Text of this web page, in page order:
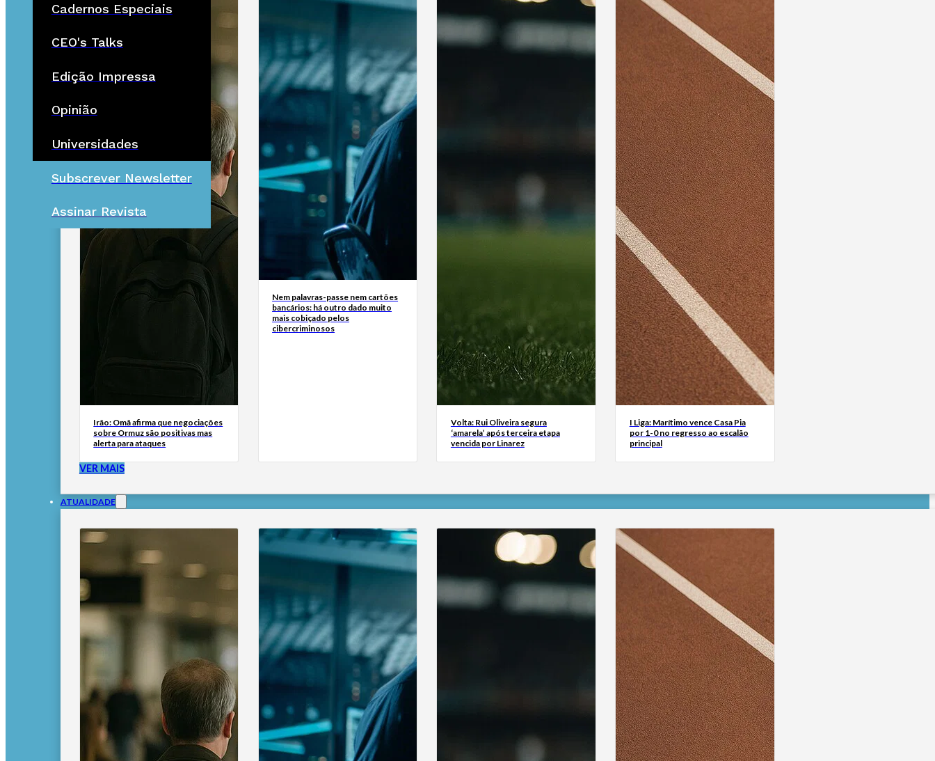
Cadernos Especiais
CEO's Talks
Edição Impressa
Opinião
Universidades
Subscrever Newsletter
Assinar Revista
Irão: Omã afirma que negociações
sobre Ormuz são positivas mas
alerta para ataques
Nem palavras-passe nem cartões
bancários: há outro dado muito
mais cobiçado pelos
cibercriminosos
Volta: Rui Oliveira segura
‘amarela’ após terceira etapa
vencida por Linarez
I Liga: Marítimo vence Casa Pia
por 1-0 no regresso ao escalão
principal
VER MAIS
ATUALIDADE